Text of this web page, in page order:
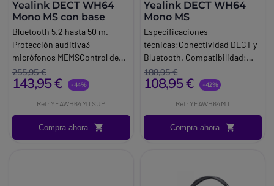
Yealink DECT WH64
Mono MS con base
Bluetooth 5.2 hasta 50 m.
Protección auditiva3
micrófonos MEMSControl de
llamadas:
Responder/Finalizar/Rechazar
PC y teléfono IPIndicador LED
de busylight integrado. Alcance
inalámbrico DECT : hasta 150
255,95 €
143,95 € -44%
Ref: YEAWH64MTSUP
Compra ahora
Yealink DECT WH64
Mono MS
Especificaciones
técnicas:Conectividad DECT y
Bluetooth. Compatibilidad:
Microsoft Teams. Smartphone
(bluetooth). Dongle DECT
incluida.
188,95 €
108,95 € -42%
Ref: YEAWH64MT
Compra ahora